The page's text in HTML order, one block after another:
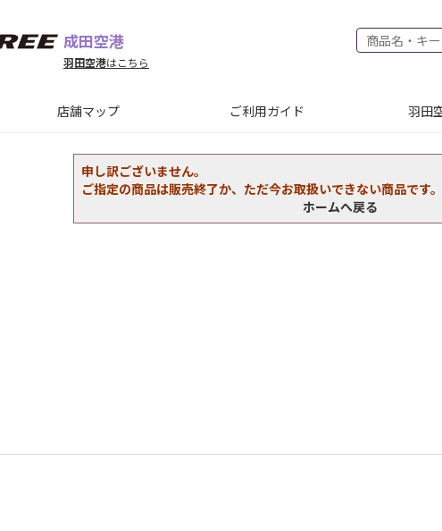
成田空港
羽田空港はこちら
店舗マップ ご利用ガイド 羽田
申し訳ございません。
ご指定の商品は販売終了か、ただ今お取扱いできない商品です。
ホームへ戻る